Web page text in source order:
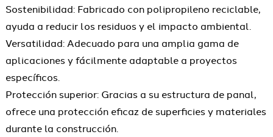
Sostenibilidad: Fabricado con polipropileno reciclable,
ayuda a reducir los residuos y el impacto ambiental.
Versatilidad: Adecuado para una amplia gama de
aplicaciones y fácilmente adaptable a proyectos
específicos.
Protección superior: Gracias a su estructura de panal,
ofrece una protección eficaz de superficies y materiales
durante la construcción.